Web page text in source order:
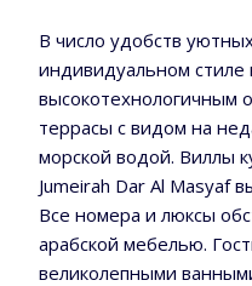
В число удобств
индивидуальном стиле
высокотехнологичным
террасы с видом на
морской водой. Виллы
Jumeirah Dar Al Masyaf
Все номера и люксы
арабской мебелью.
великолепными